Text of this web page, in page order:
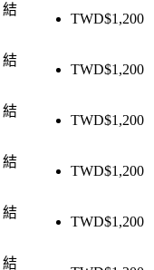
結
TWD$1,200
結
TWD$1,200
結
TWD$1,200
結
TWD$1,200
結
TWD$1,200
結